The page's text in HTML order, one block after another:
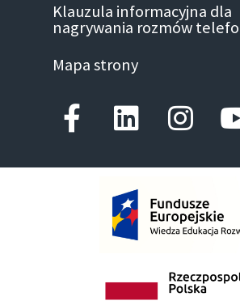
Klauzula informacyjna dla
nagrywania rozmów
Mapa strony
Facebook-f
Linkedin